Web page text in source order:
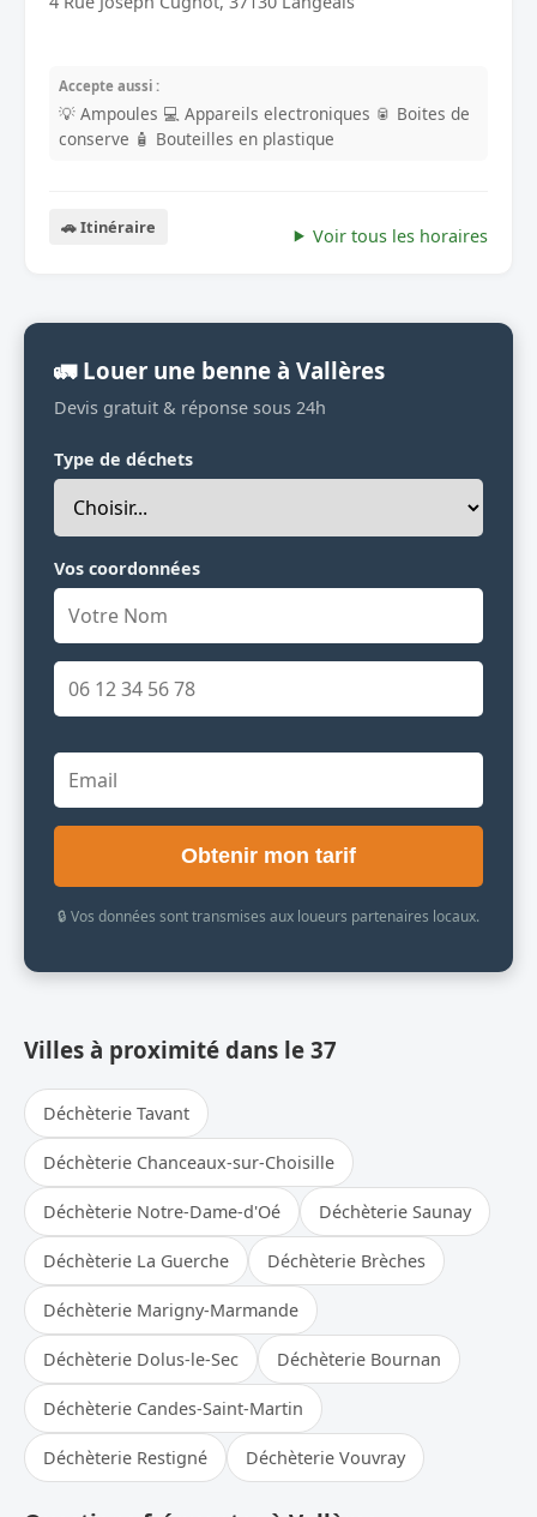
Accepte aussi :
💡 Ampoules 💻 Appareils electroniques 🥫 Boites de
conserve 🧴 Bouteilles en plastique
🚗 Itinéraire Voir tous les horaires
🚛 Louer une benne à Vallères
Devis gratuit & réponse sous 24h
Type de déchets
Vos coordonnées
Obtenir mon tarif
🔒 Vos données sont transmises aux loueurs partenaires locaux.
Villes à proximité dans le 37
Déchèterie Tavant
Déchèterie Chanceaux-sur-Choisille
Déchèterie Notre-Dame-d'Oé Déchèterie Saunay
Déchèterie La Guerche Déchèterie Brèches
Déchèterie Marigny-Marmande
Déchèterie Dolus-le-Sec Déchèterie Bournan
Déchèterie Candes-Saint-Martin
Déchèterie Restigné Déchèterie Vouvray